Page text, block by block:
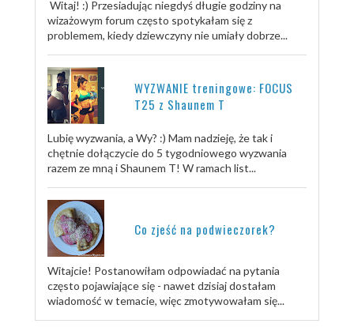
Witaj! :) Przesiadując niegdyś długie godziny na
wizażowym forum często spotykałam się z
problemem, kiedy dziewczyny nie umiały dobrze...
WYZWANIE treningowe: FOCUS
T25 z Shaunem T
Lubię wyzwania, a Wy? :) Mam nadzieję, że tak i
chętnie dołączycie do 5 tygodniowego wyzwania
razem ze mną i Shaunem T! W ramach list...
Co zjeść na podwieczorek?
Witajcie! Postanowiłam odpowiadać na pytania
często pojawiające się - nawet dzisiaj dostałam
wiadomość w temacie, więc zmotywowałam się...